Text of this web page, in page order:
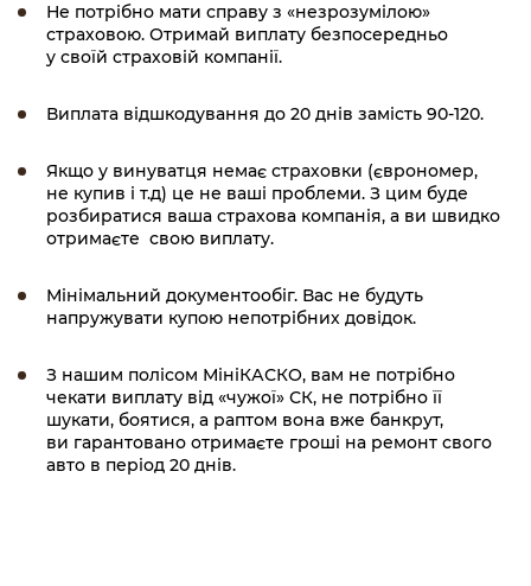
Не потрібно мати справу з «незрозумілою»
страховою. Отримай виплату безпосередньо
у своїй страховій компанії.
Виплата відшкодування до 20 днів замість 90-120.
Якщо у винуватця немає страховки (єврономер,
не купив і т.д) це не ваші проблеми. З цим буде
розбиратися ваша страхова компанія, а ви швидко
отримаєте свою виплату.
Мінімальний документообіг. Вас не будуть
напружувати купою непотрібних довідок.
З нашим полісом МініКАСКО, вам не потрібно
чекати виплату від «чужої» СК, не потрібно її
шукати, боятися, а раптом вона вже банкрут,
ви гарантовано отримаєте гроші на ремонт свого
авто в період 20 днів.